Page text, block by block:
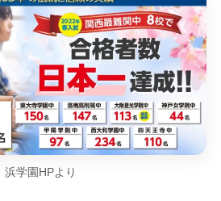
浜学園HPより